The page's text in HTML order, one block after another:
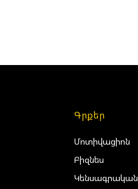
Գրքեր
Մոտիվացիոն
Բիզնես
Կենսագրական